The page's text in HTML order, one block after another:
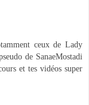
ceux de Lady
de SanaeMostadi
et tes vidéos super